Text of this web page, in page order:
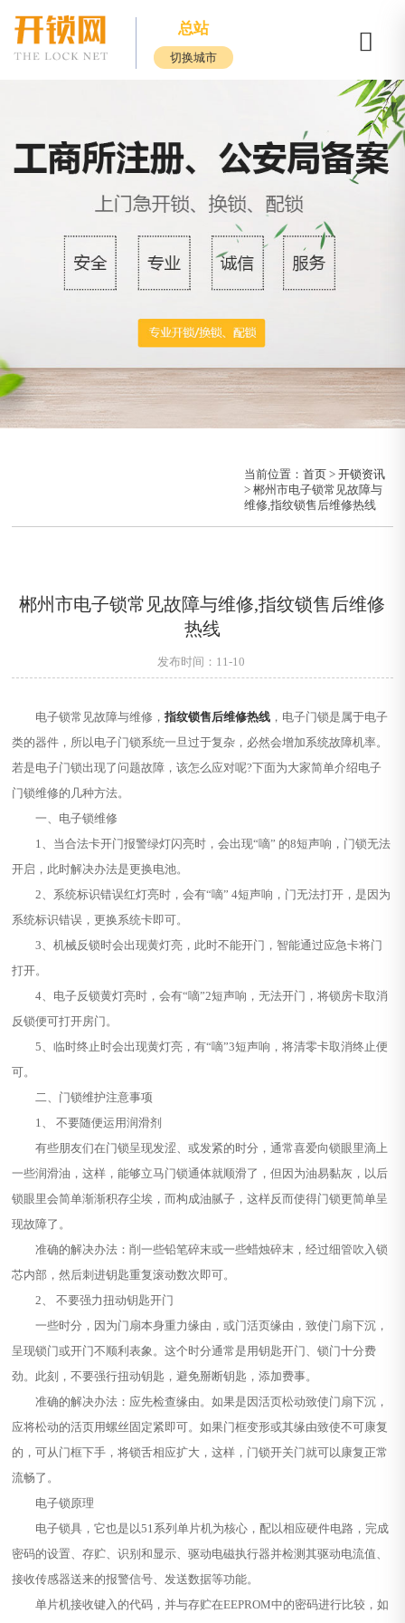
总站
切换城市
当前位置：首页 >开锁资讯
> 郴州市电子锁常见故障与
维修,指纹锁售后维修热线
郴州市电子锁常见故障与维修,指纹锁售后维修
热线
发布时间：11-10
电子锁常见故障与维修，指纹锁售后维修热线 ，电子门锁是属于电子
类的器件，所以电子门锁系统一旦过于复杂，必然会增加系统故障机率。
若是电子门锁出现了问题故障，该怎么应对呢?下面为大家简单介绍电子
门锁维修的几种方法。
一、电子锁维修
1、当合法卡开门报警绿灯闪亮时，会出现“嘀” 的8短声响，门锁无法
开启，此时解决办法是更换电池。
2、系统标识错误红灯亮时，会有“嘀” 4短声响，门无法打开，是因为
系统标识错误，更换系统卡即可。
3、机械反锁时会出现黄灯亮，此时不能开门，智能通过应急卡将门
打开。
4、电子反锁黄灯亮时，会有“嘀”2短声响，无法开门，将锁房卡取消
反锁便可打开房门。
5、临时终止时会出现黄灯亮，有“嘀”3短声响，将清零卡取消终止便
可。
二、门锁维护注意事项
1、 不要随便运用润滑剂
有些朋友们在门锁呈现发涩、或发紧的时分，通常喜爱向锁眼里滴上
一些润滑油，这样，能够立马门锁通体就顺滑了，但因为油易黏灰，以后
锁眼里会简单渐渐积存尘埃，而构成油腻子，这样反而使得门锁更简单呈
现故障了。
准确的解决办法：削一些铅笔碎末或一些蜡烛碎末，经过细管吹入锁
芯内部，然后刺进钥匙重复滚动数次即可。
2、 不要强力扭动钥匙开门
一些时分，因为门扇本身重力缘由，或门活页缘由，致使门扇下沉，
呈现锁门或开门不顺利表象。这个时分通常是用钥匙开门、锁门十分费
劲。此刻，不要强行扭动钥匙，避免掰断钥匙，添加费事。
准确的解决办法：应先检查缘由。如果是因活页松动致使门扇下沉，
应将松动的活页用螺丝固定紧即可。如果门框变形或其缘由致使不可康复
的，可从门框下手，将锁舌相应扩大，这样，门锁开关门就可以康复正常
流畅了。
电子锁原理
电子锁具，它也是以51系列单片机为核心，配以相应硬件电路，完成
密码的设置、存贮、识别和显示、驱动电磁执行器并检测其驱动电流值、
接收传感器送来的报警信号、发送数据等功能。
单片机接收键入的代码，并与存贮在EEPROM中的密码进行比较，如